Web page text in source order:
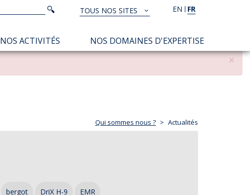
EN FR
TOUS
NOS
SITES
TOUS NOS SITES
Rechercher
Rechercher
NOS ACTIVITÉS NOS DOMAINES D'EXPERTISE
×
Qui sommes nous ? Actualités
bergot DriX H-9 EMR